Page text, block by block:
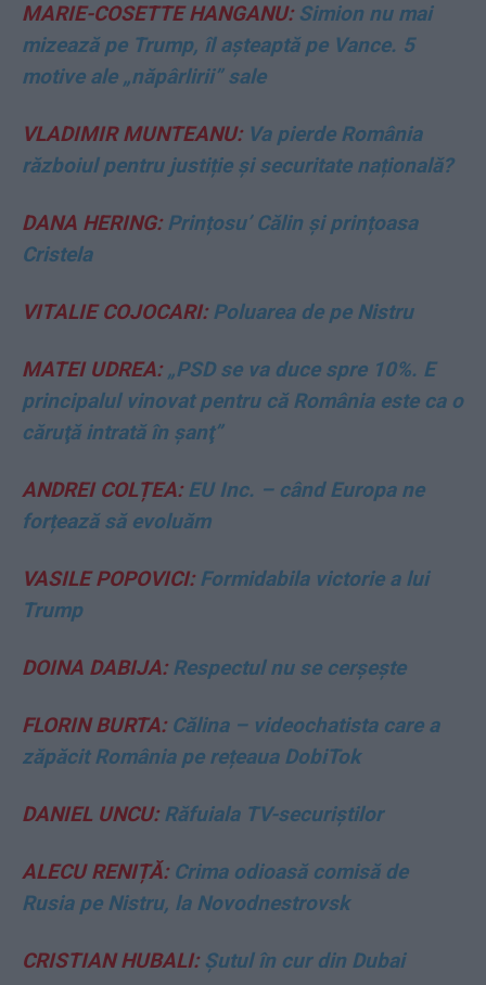
MARIE-COSETTE HANGANU:Simion nu mai
mizează pe Trump, îl așteaptă pe Vance. 5
motive ale „năpârlirii” sale
VLADIMIR MUNTEANU:Va pierde România
războiul pentru justiție și securitate națională?
DANA HERING:Prințosu’ Călin și prințoasa
Cristela
VITALIE COJOCARI:Poluarea de pe Nistru
MATEI UDREA:„PSD se va duce spre 10%. E
principalul vinovat pentru că România este ca o
căruţă intrată în şanţ”
ANDREI COLȚEA:EU Inc. – când Europa ne
forțează să evoluăm
VASILE POPOVICI:Formidabila victorie a lui
Trump
DOINA DABIJA:Respectul nu se cerşeşte
FLORIN BURTA:Călina – videochatista care a
zăpăcit România pe rețeaua DobiTok
DANIEL UNCU:Răfuiala TV-securiștilor
ALECU RENIȚĂ:Crima odioasă comisă de
Rusia pe Nistru, la Novodnestrovsk
CRISTIAN HUBALI: Șutul în cur din Dubai